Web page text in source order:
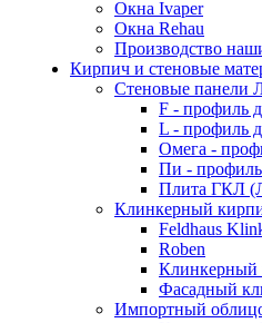
Окна Ivaper
Окна Rehau
Производство
Кирпич и стеновые
Стеновые панели
F - профиль
L - профиль
Омега -
Пи -
Плита ГКЛ
Клинкерный
Feldhaus
Roben
Клинкерный
Фасадный
Импортный